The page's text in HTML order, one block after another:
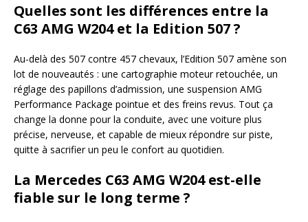
Quelles sont les différences entre la
C63 AMG W204 et la Edition 507 ?
Au-delà des 507 contre 457 chevaux, l’Edition 507 amène son
lot de nouveautés : une cartographie moteur retouchée, un
réglage des papillons d’admission, une suspension AMG
Performance Package pointue et des freins revus. Tout ça
change la donne pour la conduite, avec une voiture plus
précise, nerveuse, et capable de mieux répondre sur piste,
quitte à sacrifier un peu le confort au quotidien.
La Mercedes C63 AMG W204 est-elle
fiable sur le long terme ?